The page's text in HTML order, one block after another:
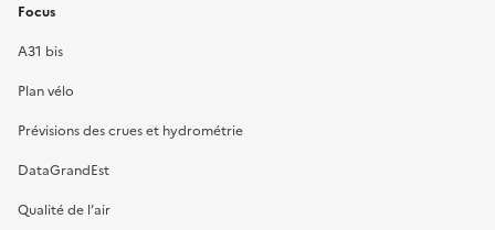
Focus
A31 bis
Plan vélo
Prévisions des crues et hydrométrie
DataGrandEst
Qualité de l’air